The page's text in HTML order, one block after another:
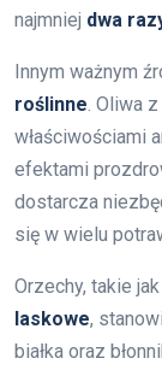
najmniej dwa
Innym ważnym
roślinne . Oliwa
właściwościami
efektami
dostarcza
się w wielu
Orzechy, takie jak
laskowe,
białka oraz